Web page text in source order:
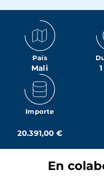
País
Mali
Importe
20.391,00 €
En